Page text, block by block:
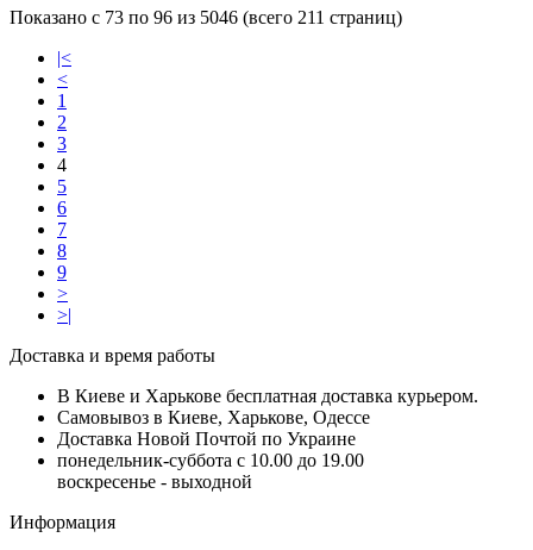
Показано с 73 по 96 из 5046 (всего 211 страниц)
|<
<
1
2
3
4
5
6
7
8
9
>
>|
Доставка и время работы
В Киеве и Харькове бесплатная доставка курьером.
Самовывоз в Киеве, Харькове, Одессе
Доставка Новой Почтой по Украине
понедельник-суббота с 10.00 до 19.00
воскресенье - выходной
Информация